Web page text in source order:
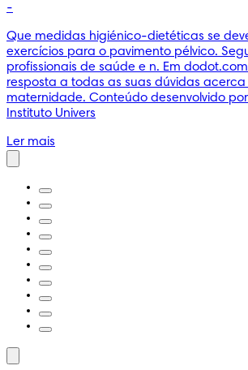
-
Que medidas higiénico-dietéticas se
exercícios para o pavimento pélvico.
profissionais de saúde e n. Em
resposta a todas as suas dúvidas
maternidade. Conteúdo desenvolvido
Instituto Univers
Ler mais